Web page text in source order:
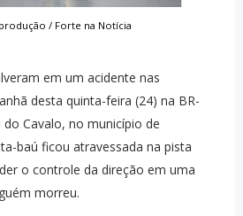
/ Forte na Notícia
em um acidente nas
desta quinta-feira (24) na BR-
Cavalo, no município de
baú ficou atravessada na pista
o controle da direção em uma
morreu.